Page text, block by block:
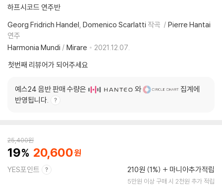
하프시코드 연주반
Georg Fridrich Handel Domenico Scarlatti 작곡
Pierre Hantai
연주
Harmonia Mundi / Mirare
2021.12.07.
첫번째 리뷰어가 되어주세요
예스24 음반 판매 수량은 와
집계에
반영됩니다.
25,400원
19 20,600
YES포인트 210원 (1%) 마니아추가적립
5만원 이상 구매 시 2천원 추가 적립